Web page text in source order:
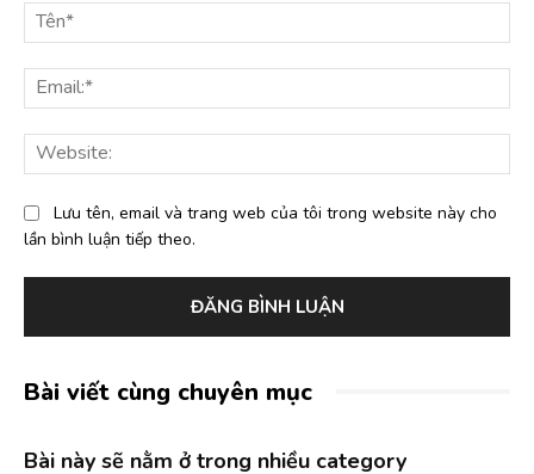
luận:
Lưu tên, email và trang web của tôi trong website này cho
lần bình luận tiếp theo.
Bài viết cùng chuyên mục
Bài này sẽ nằm ở trong nhiều category